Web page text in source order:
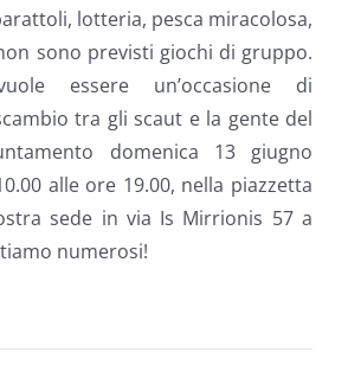
lotteria, pesca miracolosa,
sono previsti giochi di gruppo.
essere un’occasione di
tra gli scaut e la gente del
domenica 13 giugno
alle ore 19.00, nella piazzetta
sede in via Is Mirrionis 57 a
numerosi!